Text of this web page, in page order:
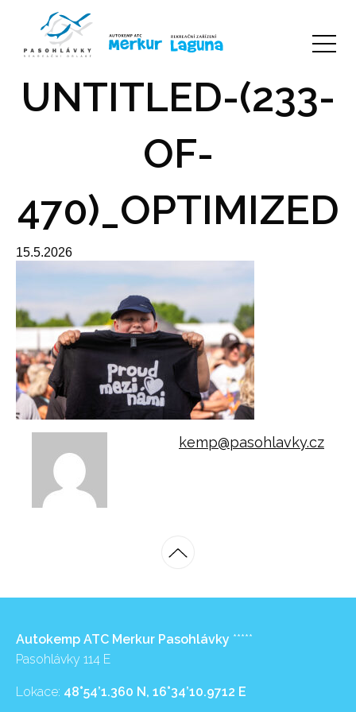
UNTITLED-(233-
OF-
470)_OPTIMIZED
15.5.2026
kemp@pasohlavky.cz
Autokemp ATC Merkur Pasohlávky *****
Pasohlávky 114 E
Lokace: 48°54’1.360 N, 16°34’10.9712 E